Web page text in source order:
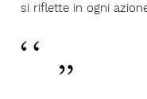
si riflette in ogni